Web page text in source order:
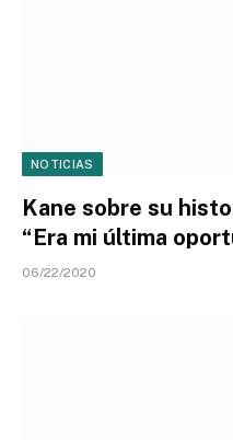
NOTICIAS
Kane sobre su
“Era mi última
06/22/2020